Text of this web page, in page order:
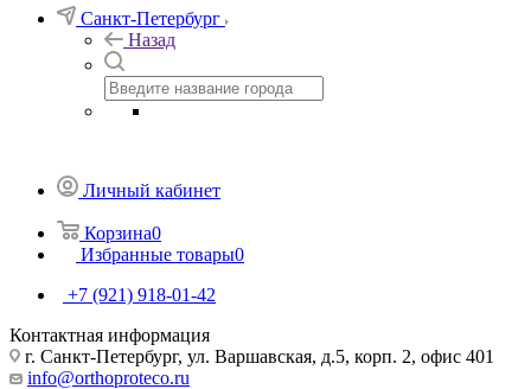
Санкт-Петербург
Назад
Личный кабинет
Корзина0
Избранные товары0
+7 (921) 918-01-42
Контактная информация
г. Санкт-Петербург, ул. Варшавская, д.5, корп. 2, офис 401
info@orthoproteco.ru